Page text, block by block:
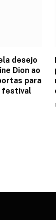
desejo
Dion ao
para
festival